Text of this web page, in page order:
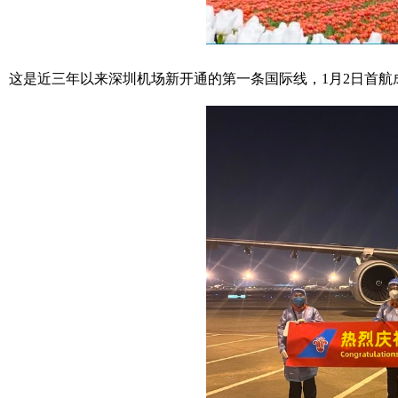
这是近三年以来深圳机场新开通的第一条国际线，1月2日首航